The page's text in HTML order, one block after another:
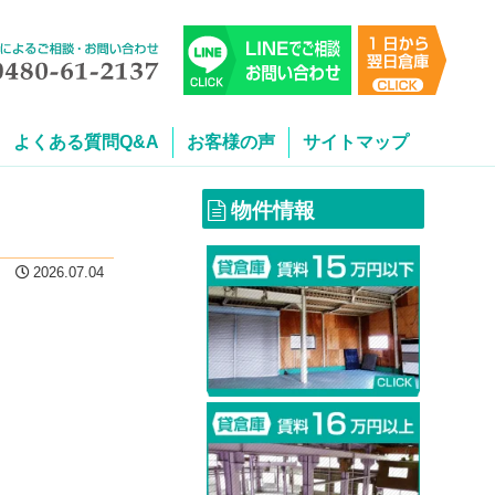
よくある質問Q&A お客様の声 サイトマップ
2026.07.04
物件情報